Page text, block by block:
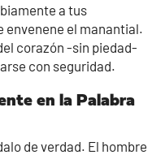
a tus
envenene el manantial.
corazón -sin piedad-
con seguridad.
en la Palabra
de verdad. El hombre